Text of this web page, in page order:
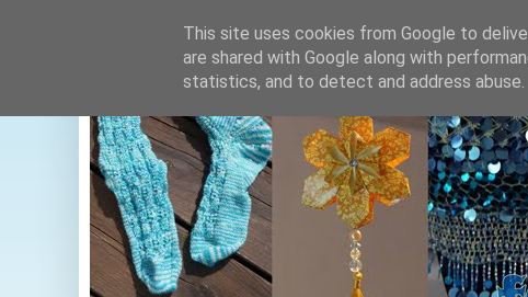
This site uses cookies from Google to
are shared with Google along with
statistics, and to detect and address abuse.